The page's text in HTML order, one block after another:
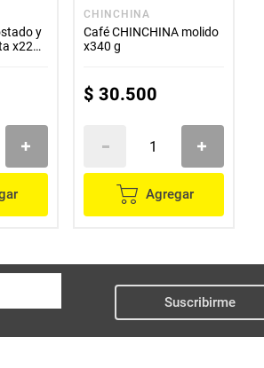
y
x220
CHINCHINA
Café CHINCHINA molido
x340 g
$ 30.500
Agregar
Suscribirme